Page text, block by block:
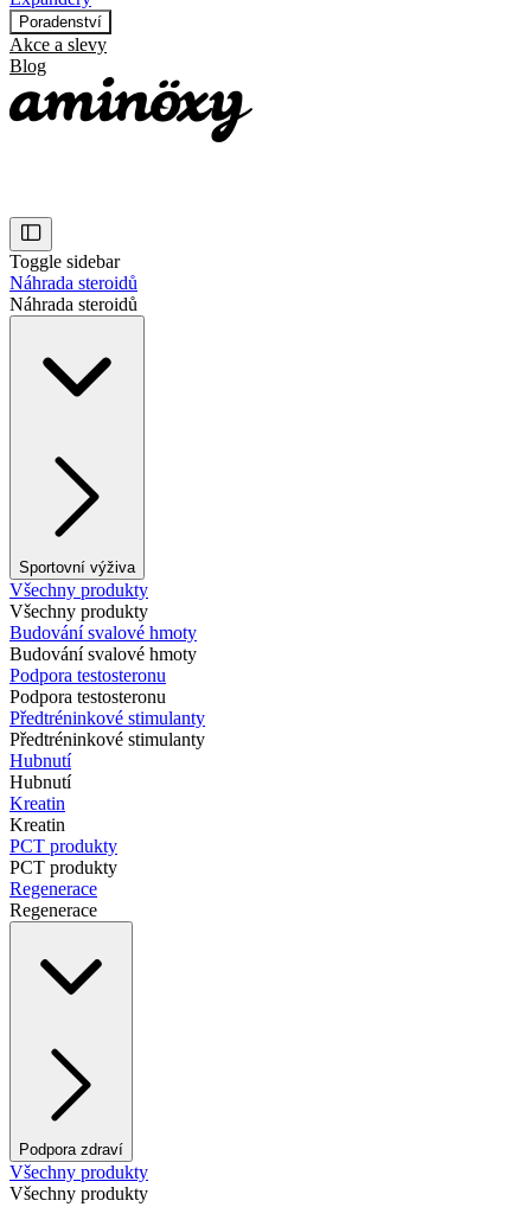
Poradenství
Akce a slevy
Blog
Toggle sidebar
Náhrada steroidů
Náhrada steroidů
Sportovní výživa
Všechny produkty
Všechny produkty
Budování svalové hmoty
Budování svalové hmoty
Podpora testosteronu
Podpora testosteronu
Předtréninkové stimulanty
Předtréninkové stimulanty
Hubnutí
Hubnutí
Kreatin
Kreatin
PCT produkty
PCT produkty
Regenerace
Regenerace
Podpora zdraví
Všechny produkty
Všechny produkty